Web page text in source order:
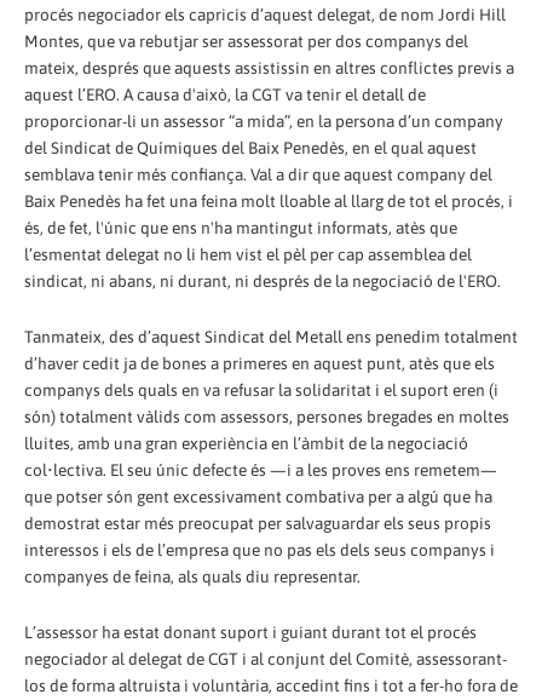
procés negociador els capricis d’aquest delegat, de nom Jordi Hill
Montes, que va rebutjar ser assessorat per dos companys del
mateix, després que aquests assistissin en altres conflictes previs a
aquest l’ERO. A causa d'això, la CGT va tenir el detall de
proporcionar-li un assessor “a mida”, en la persona d’un company
del Sindicat de Químiques del Baix Penedès, en el qual aquest
semblava tenir més confiança. Val a dir que aquest company del
Baix Penedès ha fet una feina molt lloable al llarg de tot el procés, i
és, de fet, l'únic que ens n'ha mantingut informats, atès que
l’esmentat delegat no li hem vist el pèl per cap assemblea del
sindicat, ni abans, ni durant, ni després de la negociació de l'ERO.
Tanmateix, des d’aquest Sindicat del Metall ens penedim totalment
d’haver cedit ja de bones a primeres en aquest punt, atès que els
companys dels quals en va refusar la solidaritat i el suport eren (i
són) totalment vàlids com assessors, persones bregades en moltes
lluites, amb una gran experiència en l’àmbit de la negociació
col•lectiva. El seu únic defecte és —i a les proves ens remetem—
que potser són gent excessivament combativa per a algú que ha
demostrat estar més preocupat per salvaguardar els seus propis
interessos i els de l’empresa que no pas els dels seus companys i
companyes de feina, als quals diu representar.
L’assessor ha estat donant suport i guiant durant tot el procés
negociador al delegat de CGT i al conjunt del Comitè, assessorant-
los de forma altruista i voluntària, accedint fins i tot a fer-ho fora de